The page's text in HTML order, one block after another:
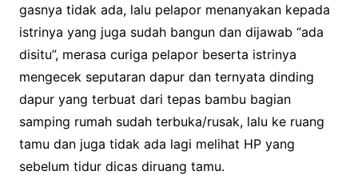
gasnya tidak ada, lalu pelapor menanyakan kepada
istrinya yang juga sudah bangun dan dijawab “ada
disitu”, merasa curiga pelapor beserta istrinya
mengecek seputaran dapur dan ternyata dinding
dapur yang terbuat dari tepas bambu bagian
samping rumah sudah terbuka/rusak, lalu ke ruang
tamu dan juga tidak ada lagi melihat HP yang
sebelum tidur dicas diruang tamu.